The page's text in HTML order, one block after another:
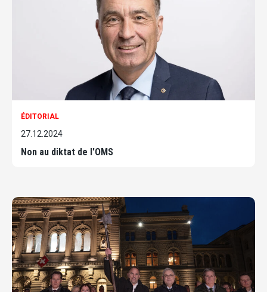
ÉDITORIAL
27.12.2024
Non au diktat de l'OMS